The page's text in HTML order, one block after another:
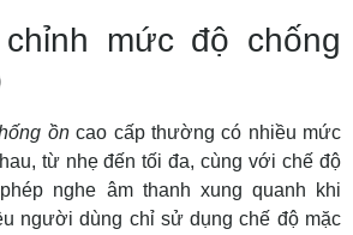
mức độ chống
ồncao cấp thường có nhiều mức
từ nhẹ đến tối đa, cùng với chế độ
phép nghe âm thanh xung quanh khi
người dùng chỉ sử dụng chế độ mặc